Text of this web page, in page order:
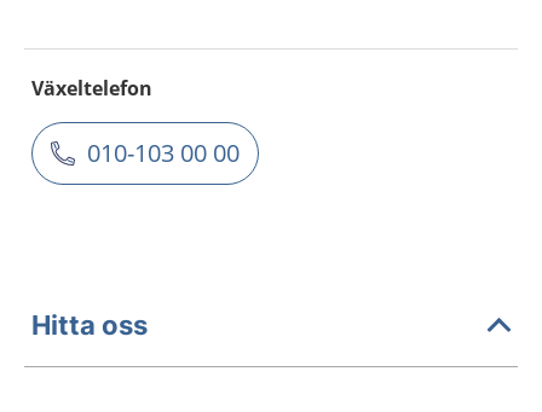
Växeltelefon
010-103 00 00
Hitta oss